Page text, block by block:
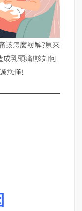
該怎麼緩解?原來
成乳頭痛!該如何
您懂!